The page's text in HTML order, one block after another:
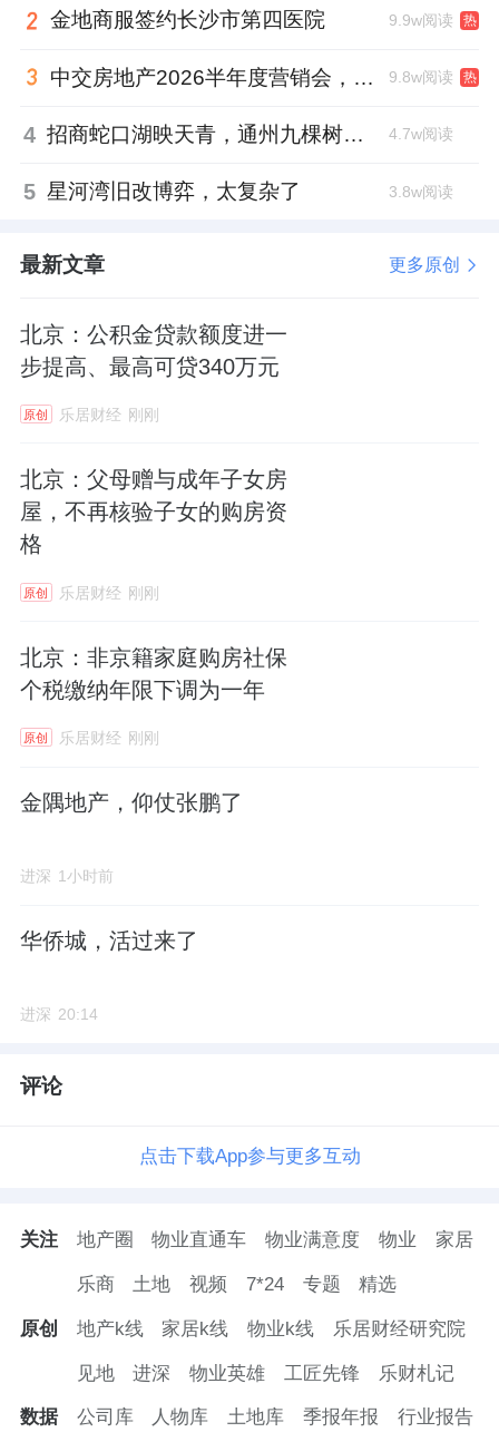
金地商服签约长沙市第四医院 9.9w阅读 热
中交房地产2026半年度营销会，绿城祝军现身了 9.8w阅读 热
4 招商蛇口湖映天青，通州九棵树首座宋韵新盘 4.7w阅读
5 星河湾旧改博弈，太复杂了 3.8w阅读
最新文章 更多原创
北京：公积金贷款额度进一
步提高、最高可贷340万元
原创 乐居财经 刚刚
北京：父母赠与成年子女房
屋，不再核验子女的购房资
格
原创 乐居财经 刚刚
北京：非京籍家庭购房社保
个税缴纳年限下调为一年
原创 乐居财经 刚刚
金隅地产，仰仗张鹏了
进深 1小时前
华侨城，活过来了
进深 20:14
评论
点击下载App参与更多互动
关注 地产圈 物业直通车 物业满意度 物业 家居
乐商 土地 视频 7*24 专题 精选
原创 地产k线 家居k线 物业k线 乐居财经研究院
见地 进深 物业英雄 工匠先锋 乐财札记
数据 公司库 人物库 土地库 季报年报 行业报告